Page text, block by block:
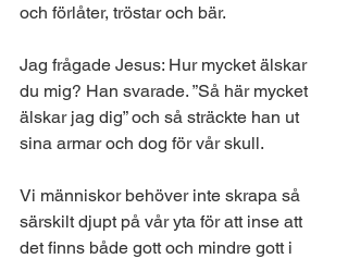
och förlåter, tröstar och bär.
Jag frågade Jesus: Hur mycket älskar
du mig? Han svarade. ”Så här mycket
älskar jag dig” och så sträckte han ut
sina armar och dog för vår skull.
Vi människor behöver inte skrapa så
särskilt djupt på vår yta för att inse att
det finns både gott och mindre gott i